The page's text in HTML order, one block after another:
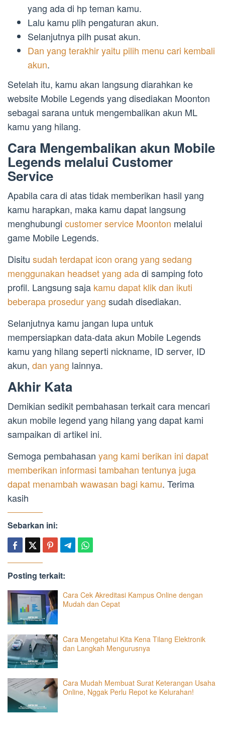
yang ada di hp teman kamu.
Lalu kamu plih pengaturan akun.
Selanjutnya pilh pusat akun.
Dan yang terakhir yaitu pilih menu cari kembali
akun.
Setelah itu, kamu akan langsung diarahkan ke
website Mobile Legends yang disediakan Moonton
sebagai sarana untuk mengembalikan akun ML
kamu yang hilang.
Cara Mengembalikan akun Mobile
Legends melalui Customer
Service
Apabila cara di atas tidak memberikan hasil yang
kamu harapkan, maka kamu dapat langsung
menghubungi customer service Moonton melalui
game Mobile Legends.
Disitu sudah terdapat icon orang yang sedang
menggunakan headset yang adadi samping foto
profil. Langsung saja kamu dapat klik dan ikuti
beberapa prosedur yang sudah disediakan.
Selanjutnya kamu jangan lupa untuk
mempersiapkan data-data akun Mobile Legends
kamu yang hilang seperti nickname, ID server, ID
akun, dan yang lainnya.
Akhir Kata
Demikian sedikit pembahasan terkait cara mencari
akun mobile legend yang hilang yang dapat kami
sampaikan di artikel ini.
Semoga pembahasan yang kami berikan ini dapat
memberikan informasi tambahan tentunya juga
dapat menambah wawasan bagi kamu. Terima
kasih
Sebarkan ini:
Posting terkait:
Cara Cek Akreditasi Kampus Online dengan
Mudah dan Cepat
Cara Mengetahui Kita Kena Tilang Elektronik
dan Langkah Mengurusnya
Cara Mudah Membuat Surat Keterangan Usaha
Online, Nggak Perlu Repot ke Kelurahan!